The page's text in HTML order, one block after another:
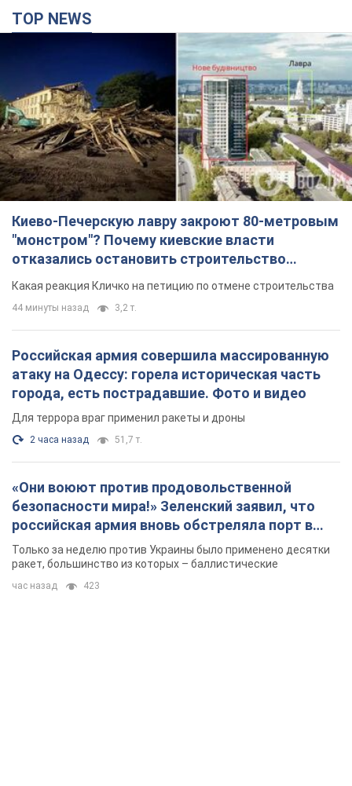
TOP NEWS
Киево-Печерскую лавру закроют 80-метровым
"монстром"? Почему киевские власти
отказались остановить строительство
небоскреба "московского верующего"
Какая реакция Кличко на петицию по отмене строительства
44 минуты назад 3,2 т.
Российская армия совершила массированную
атаку на Одессу: горела историческая часть
города, есть пострадавшие. Фото и видео
Для террора враг применил ракеты и дроны
2 часа назад 51,7 т.
«Они воюют против продовольственной
безопасности мира!» Зеленский заявил, что
российская армия вновь обстреляла порт в
Одессе
Только за неделю против Украины было применено десятки
ракет, большинство из которых – баллистические
час назад 423